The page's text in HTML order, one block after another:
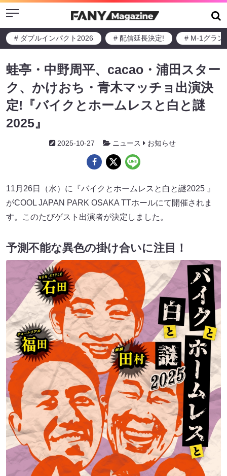
Menu
# ダブルインパクト2026 # 配信延長決定! # M-1グラン
蛙亭・中野周平、cacao・浦田スター
ク、かけおち・青木マッチョ出演決
定!『バイクとホームレスと白と謎
2025』
2025-10-27 ニュース お知らせ
11月26日（水）に『バイクとホームレスと白と謎2025 』
がCOOL JAPAN PARK OSAKA TTホールにて開催されま
す。このたびゲスト出演者が決定しました。
予測不能な異色の掛け合いに注目！